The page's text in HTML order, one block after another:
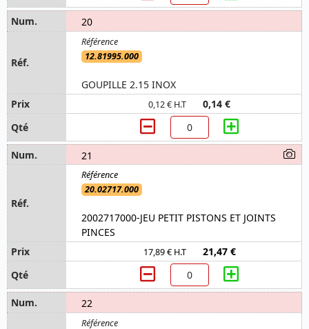
20
12.81995.000
GOUPILLE 2.15 INOX
0,12 € H.T 0,14 €
21
20.02717.000
2002717000-JEU PETIT PISTONS ET JOINTS
PINCES
17,89 € H.T 21,47 €
22